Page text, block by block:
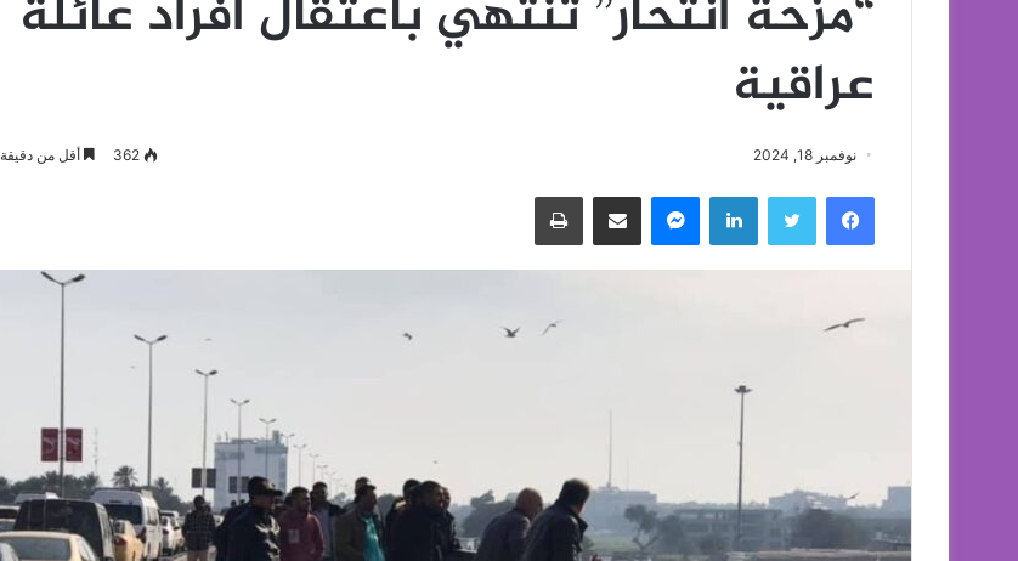
“مزحة انتحار” تنتهي باعتقال أفراد عائلة
عراقية
نوفمبر 18, 2024 362 أقل من دقيقة
فيسبوك تويتر لينكدإن ماسنجر مشاركة عبر البريد طباعة